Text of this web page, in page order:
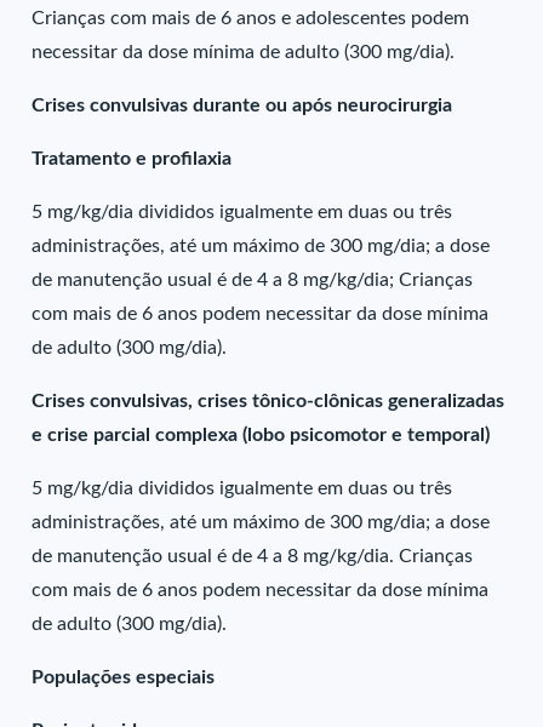
Crianças com mais de 6 anos e adolescentes podem
necessitar da dose mínima de adulto (300 mg/dia).
Crises convulsivas durante ou após neurocirurgia
Tratamento e profilaxia
5 mg/kg/dia divididos igualmente em duas ou três
administrações, até um máximo de 300 mg/dia; a dose
de manutenção usual é de 4 a 8 mg/kg/dia; Crianças
com mais de 6 anos podem necessitar da dose mínima
de adulto (300 mg/dia).
Crises convulsivas, crises tônico-clônicas generalizadas
e crise parcial complexa (lobo psicomotor e temporal)
5 mg/kg/dia divididos igualmente em duas ou três
administrações, até um máximo de 300 mg/dia; a dose
de manutenção usual é de 4 a 8 mg/kg/dia. Crianças
com mais de 6 anos podem necessitar da dose mínima
de adulto (300 mg/dia).
Populações especiais